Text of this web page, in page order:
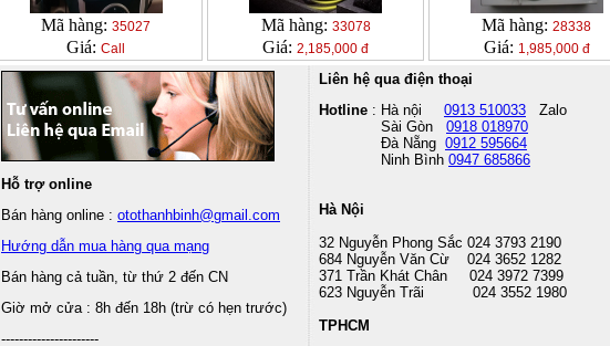
Mã hàng: 35027
Giá: Call
Mã hàng: 33078
Giá: 2,185,000 đ
Mã hàng: 28338
Giá: 1,985,000 đ
Hỗ trợ online
Bán hàng online : otothanhbinh@gmail.com
Hướng dẫn mua hàng qua mạng
Bán hàng cả tuần, từ thứ 2 đến CN
Giờ mở cửa : 8h đến 18h (trừ có hẹn trước)
----------------------
Liên hệ qua điện thoại
Hotline : Hà nội 0913 510033 Zalo
Sài Gòn 0918 018970
Đà Nẵng 0912 595664
Ninh Bình 0947 685866
Hà Nội
32 Nguyễn Phong Sắc 024 3793 2190
684 Nguyễn Văn Cừ 024 3652 1282
371 Trần Khát Chân 024 3972 7399
623 Nguyễn Trãi 024 3552 1980
TPHCM